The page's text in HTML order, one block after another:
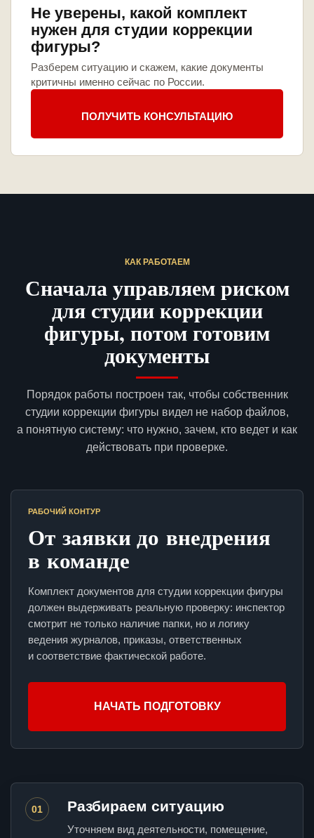
Не уверены, какой комплект
нужен для студии коррекции
фигуры?
Разберем ситуацию и скажем, какие документы
критичны именно сейчас по России.
ПОЛУЧИТЬ КОНСУЛЬТАЦИЮ
КАК РАБОТАЕМ
Сначала управляем риском
для студии коррекции
фигуры, потом готовим
документы
Порядок работы построен так, чтобы собственник
студии коррекции фигуры видел не набор файлов,
а понятную систему: что нужно, зачем, кто ведет и как
действовать при проверке.
РАБОЧИЙ КОНТУР
От заявки до внедрения
в команде
Комплект документов для студии коррекции фигуры
должен выдерживать реальную проверку: инспектор
смотрит не только наличие папки, но и логику
ведения журналов, приказы, ответственных
и соответствие фактической работе.
НАЧАТЬ ПОДГОТОВКУ
01 Разбираем ситуацию
Уточняем вид деятельности, помещение,